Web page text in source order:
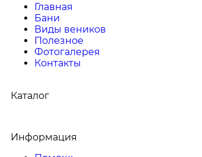
Главная
Бани
Виды веников
Полезное
Фотогалерея
Контакты
Каталог
Информация